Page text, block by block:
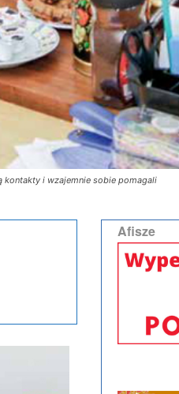
kontakty i wzajemnie sobie pomagali
Afisze